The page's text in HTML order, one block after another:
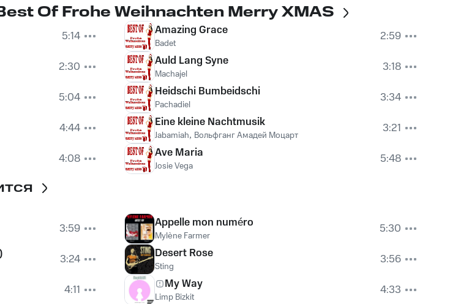
Of Frohe Weihnachten Merry XMAS
5:14
2:30
5:04
4:44
4:08
Amazing Grace
Badet
2:59
Auld Lang Syne
Machajel
3:18
Heidschi Bumbeidschi
Pachadiel
3:34
Eine kleine Nachtmusik
Jabamiah, Вольфганг Амадей Моцарт
3:21
Ave Maria
Josie Vega 5:48
3:59
3:24
4:11
Appelle mon numéro
Mylène Farmer
5:30
Desert Rose
Sting
3:56
My Way
Limp Bizkit
4:33